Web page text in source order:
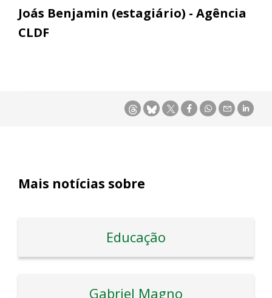
Joás Benjamin (estagiário) - Agência
CLDF
Mais notícias sobre
Educação
Gabriel Magno